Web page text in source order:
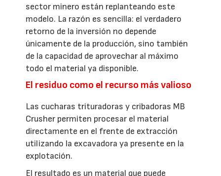
sector minero están replanteando este
modelo. La razón es sencilla: el verdadero
retorno de la inversión no depende
únicamente de la producción, sino también
de la capacidad de aprovechar al máximo
todo el material ya disponible.
El residuo como el recurso más valioso
Las cucharas trituradoras y cribadoras MB
Crusher permiten procesar el material
directamente en el frente de extracción
utilizando la excavadora ya presente en la
explotación.
El resultado es un material que puede